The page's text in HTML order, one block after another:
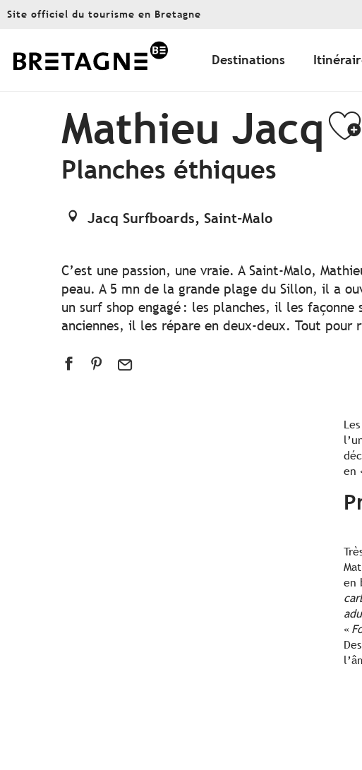
Aller
principal
Site officiel du tourisme en Bretagne
Destinations
Mathieu Jacq
Planches éthiques
Jacq Surfboards, Saint-Malo
C’est une passion, une vraie. A Saint-Malo,
peau. A 5 mn de la grande plage du Sillon, il a
un surf shop engagé : les planches, il les façonne
anciennes, il les répare en deux-deux. Tout pour
en
en
«